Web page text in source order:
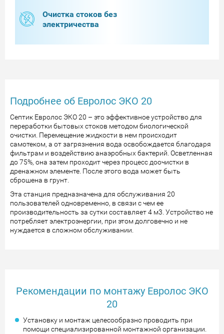
Очистка стоков без
электричества
Подробнее об Евролос ЭКО 20
Септик Евролос ЭКО 20 – это эффективное устройство для
переработки бытовых стоков методом биологической
очистки. Перемещение жидкости в нем происходит
самотеком, а от загрязнения вода освобождается благодаря
фильтрам и воздействию анаэробных бактерий. Осветленная
до 75%, она затем проходит через процесс доочистки в
дренажном элементе. После этого вода может быть
сброшена в грунт.
Эта станция предназначена для обслуживания 20
пользователей одновременно, в связи с чем ее
производительность за сутки составляет 4 м3. Устройство не
потребляет электроэнергии, при этом долговечно и не
нуждается в сложном обслуживании.
Рекомендации по монтажу Евролос ЭКО
20
Установку и монтаж целесообразно проводить при
помощи специализированной монтажной организации.